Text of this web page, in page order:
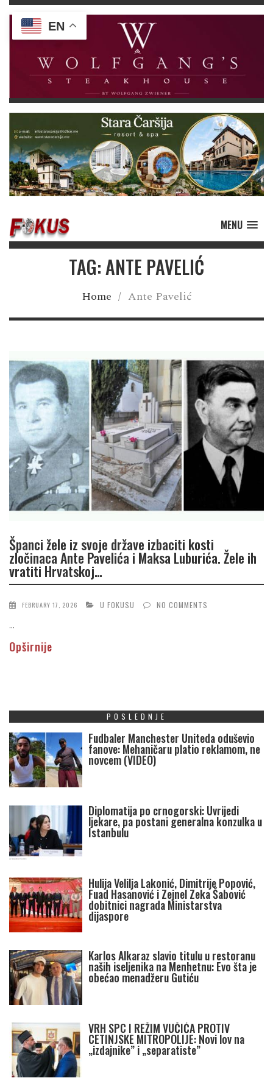
MENU
TAG: ANTE PAVELIĆ
Home / Ante Pavelić
Španci žele iz svoje države izbaciti kosti
zločinaca Ante Pavelića i Maksa Luburića. Žele ih
vratiti Hrvatskoj…
FEBRUARY 17, 2026 U FOKUSU NO COMMENTS
...
Opširnije
POSLEDNJE
Fudbaler Manchester Uniteda oduševio
fanove: Mehaničaru platio reklamom, ne
novcem (VIDEO)
Diplomatija po crnogorski: Uvrijedi
ljekare, pa postani generalna konzulka u
Istanbulu
Hulija Velilja Lakonić, Dimitrije Popović,
Fuad Hasanović i Zejnel Zeka Šabović
dobitnici nagrada Ministarstva
dijaspore
Karlos Alkaraz slavio titulu u restoranu
naših iseljenika na Menhetnu: Evo šta je
obećao menadžeru Gutiću
VRH SPC I REŽIM VUČIĆA PROTIV
CETINJSKE MITROPOLIJE: Novi lov na
„izdajnike” i „separatiste”
EN